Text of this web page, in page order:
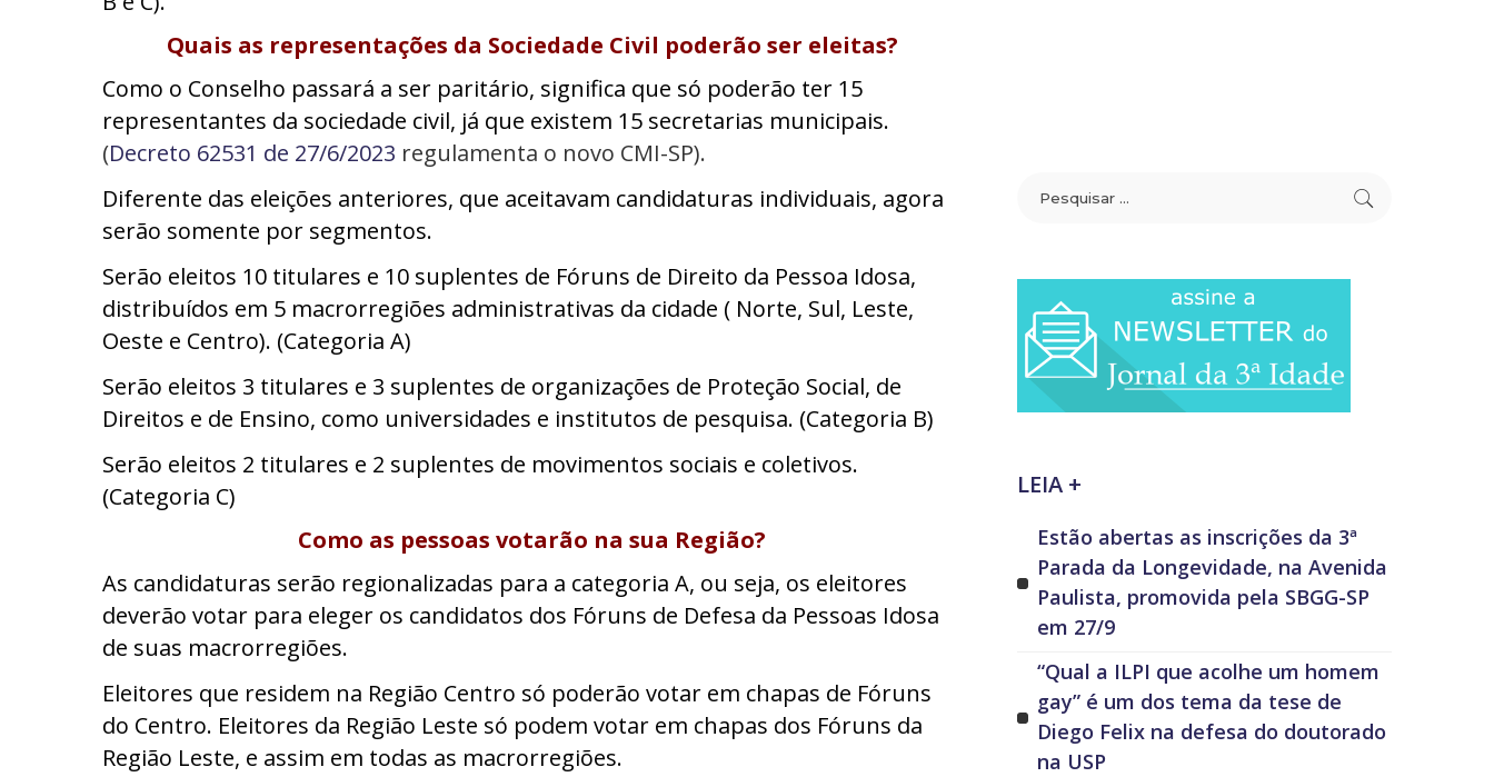
Quais as representações da Sociedade Civil poderão ser eleitas?
Como o Conselho passará a ser paritário, significa que só poderão ter 15
representantes da sociedade civil, já que existem 15 secretarias municipais.
(Decreto 62531 de 27/6/2023 regulamenta o novo CMI-SP).
Diferente das eleições anteriores, que aceitavam candidaturas individuais, agora
serão somente por segmentos.
Serão eleitos 10 titulares e 10 suplentes de Fóruns de Direito da Pessoa Idosa,
distribuídos em 5 macrorregiões administrativas da cidade ( Norte, Sul, Leste,
Oeste e Centro). (Categoria A)
Serão eleitos 3 titulares e 3 suplentes de organizações de Proteção Social, de
Direitos e de Ensino, como universidades e institutos de pesquisa. (Categoria B)
Serão eleitos 2 titulares e 2 suplentes de movimentos sociais e coletivos.
(Categoria C)
Como as pessoas votarão na sua Região?
As candidaturas serão regionalizadas para a categoria A, ou seja, os eleitores
deverão votar para eleger os candidatos dos Fóruns de Defesa da Pessoas Idosa
de suas macrorregiões.
Eleitores que residem na Região Centro só poderão votar em chapas de Fóruns
do Centro. Eleitores da Região Leste só podem votar em chapas dos Fóruns da
Região Leste, e assim em todas as macrorregiões.
LEIA +
Estão abertas as inscrições da 3ª
Parada da Longevidade, na Avenida
Paulista, promovida pela SBGG-SP
em 27/9
“Qual a ILPI que acolhe um homem
gay” é um dos tema da tese de
Diego Felix na defesa do doutorado
na USP